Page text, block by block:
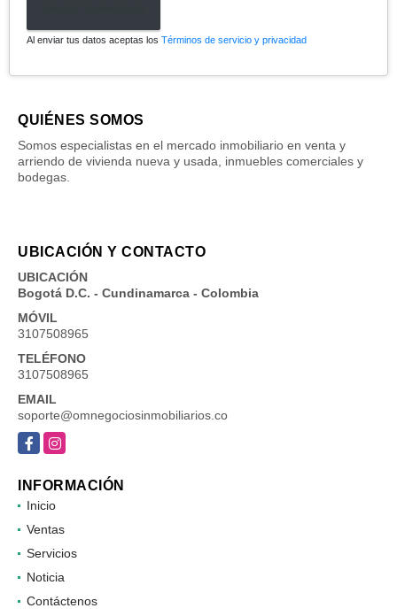
Al enviar tus datos aceptas los Términos de servicio y privacidad
QUIÉNES SOMOS
Somos especialistas en el mercado inmobiliario en venta y
arriendo de vivienda nueva y usada, inmuebles comerciales y
bodegas.
UBICACIÓN Y CONTACTO
UBICACIÓN
Bogotá D.C. - Cundinamarca - Colombia
MÓVIL
3107508965
TELÉFONO
3107508965
EMAIL
soporte@omnegociosinmobiliarios.co
FacebookInstagram
INFORMACIÓN
Inicio
Ventas
Servicios
Noticia
Contáctenos